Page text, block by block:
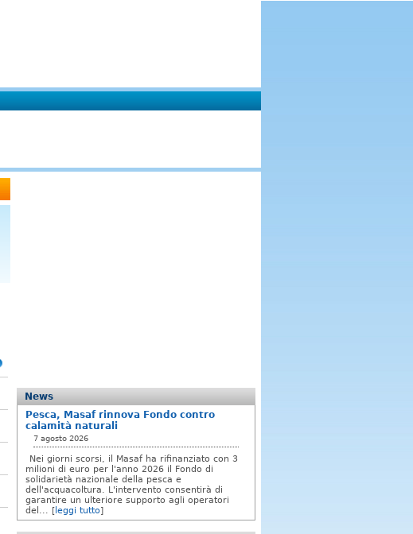
News
Pesca, Masaf rinnova Fondo contro
calamità naturali
7 agosto 2026
Nei giorni scorsi, il Masaf ha rifinanziato con 3
milioni di euro per l'anno 2026 il Fondo di
solidarietà nazionale della pesca e
dell'acquacoltura. L'intervento consentirà di
garantire un ulteriore supporto agli operatori
del... [ leggi tutto]